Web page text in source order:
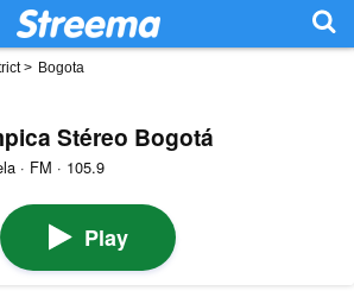
> Bogota
Stéreo Bogotá
· FM · 105.9
Play